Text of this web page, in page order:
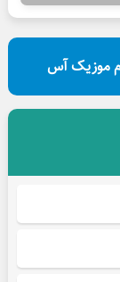
موزیک آس